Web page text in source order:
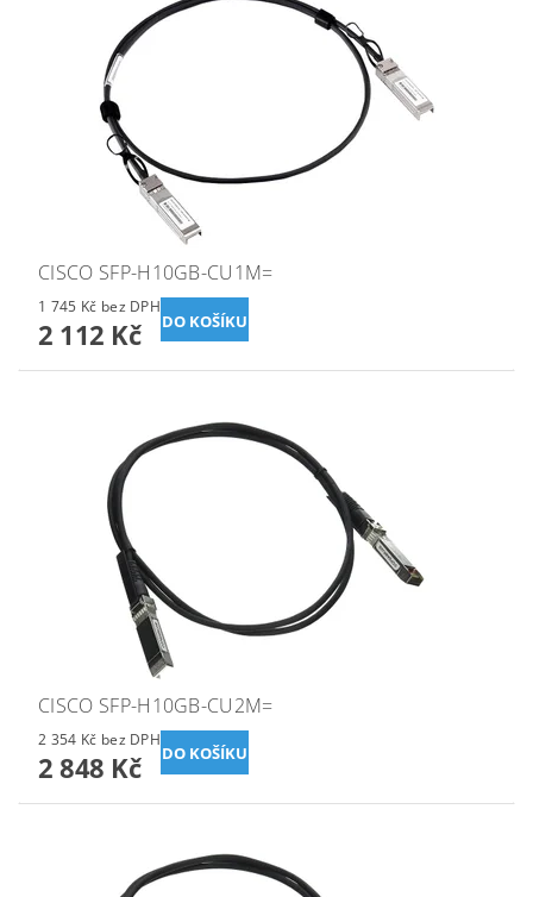
CISCO SFP-H10GB-CU1M=
1 745 Kč bez DPH
2 112 Kč
CISCO SFP-H10GB-CU2M=
2 354 Kč bez DPH
2 848 Kč